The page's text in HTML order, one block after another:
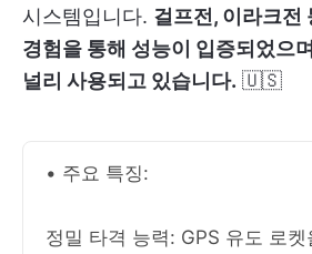
시스템입니다. 걸프전, 이라크전
경험을 통해 성능이 입증되었으
널리 사용되고 있습니다. 🇺🇸
• 주요 특징:
정밀 타격 능력: GPS 유도 로켓